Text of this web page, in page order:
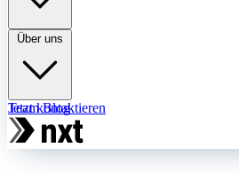
Über uns
TeamBlog
Jetzt kontaktieren